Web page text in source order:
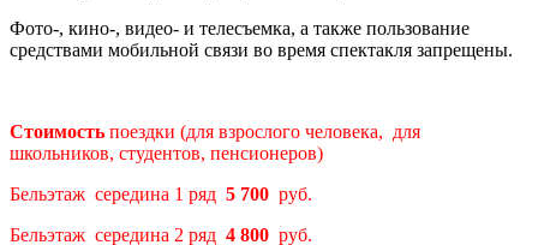
Фото-, кино-, видео- и телесъемка, а также пользование
средствами мобильной связи во время спектакля запрещены.
Стоимость поездки (для взрослого человека, для
школьников, студентов, пенсионеров)
Бельэтаж середина 1 ряд 5 700 руб.
Бельэтаж середина 2 ряд 4 800 руб.